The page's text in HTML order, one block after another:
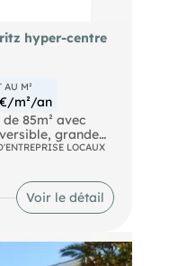
hyper-centre
AU M²
m²/an
85m² avec
grande
A
: 2185€HT/CC
Référence:
auxquels ce
sur le site
LOCAUX
Voir le détail